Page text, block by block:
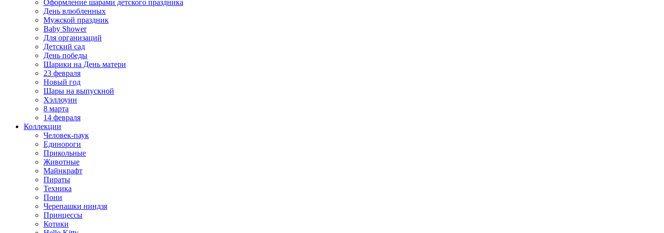
Оформление шарами детского праздника
День влюбленных
Мужской праздник
Baby Shower
Для организаций
Детский сад
День победы
Шарики на День матери
23 февраля
Новый год
Шары на выпускной
Хэллоуин
8 марта
14 февраля
Коллекции
Человек-паук
Единороги
Прикольные
Животные
Майнкрафт
Пираты
Техника
Пони
Черепашки ниндзя
Принцессы
Котики